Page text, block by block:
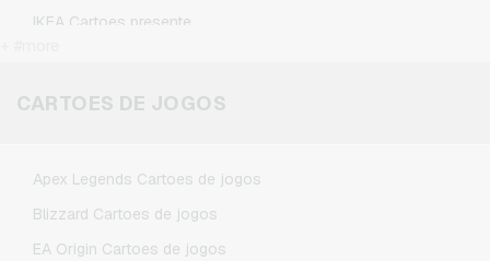
IKEA Cartoes presente
Microsoft Cartoes presente
CARTOES DE JOGOS
Apex Legends Cartoes de jogos
Blizzard Cartoes de jogos
EA Origin Cartoes de jogos